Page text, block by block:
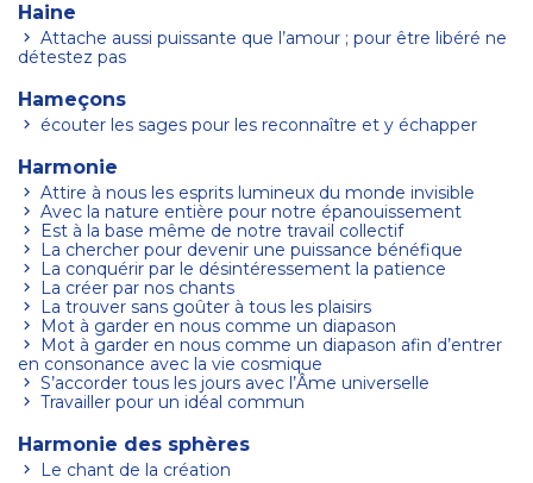
Haine
détestez pas
Hameçons
écouter les sages pour les reconnaître et y échapper
Harmonie
Attire à nous les esprits lumineux du monde invisible
Avec la nature entière pour notre épanouissement
Est à la base même de notre travail collectif
La chercher pour devenir une puissance bénéfique
La conquérir par le désintéressement la patience
La créer par nos chants
La trouver sans goûter à tous les plaisirs
Mot à garder en nous comme un diapason
en consonance avec la vie cosmique
S’accorder tous les jours avec l’Âme universelle
Travailler pour un idéal commun
Harmonie des sphères
Le chant de la création